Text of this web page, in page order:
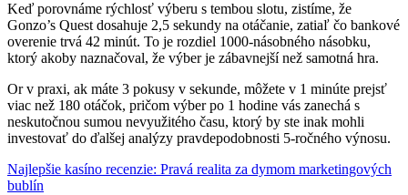
Keď porovnáme rýchlosť výberu s tembou slotu, zistíme, že
Gonzo’s Quest dosahuje 2,5 sekundy na otáčanie, zatiaľ čo bankové
overenie trvá 42 minút. To je rozdiel 1000‑násobného násobku,
ktorý akoby naznačoval, že výber je zábavnejší než samotná hra.
Or v praxi, ak máte 3 pokusy v sekunde, môžete v 1 minúte prejsť
viac než 180 otáčok, pričom výber po 1 hodine vás zanechá s
neskutočnou sumou nevyužitého času, ktorý by ste inak mohli
investovať do ďalšej analýzy pravdepodobnosti 5‑ročného výnosu.
Najlepšie kasíno recenzie: Pravá realita za dymom marketingových
bublín